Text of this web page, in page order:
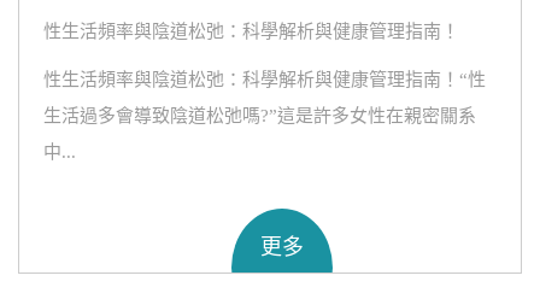
性生活頻率與陰道松弛：科學解析與健康管理指南！
性生活頻率與陰道松弛：科學解析與健康管理指南！“性
生活過多會導致陰道松弛嗎?”這是許多女性在親密關系
中...
更多